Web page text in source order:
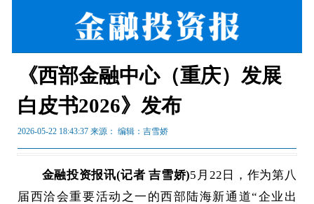
《西部金融中心（重庆）发展
白皮书2026》发布
2026-05-22 18:43:37 来源： 编辑：吉雪娇
金融投资报讯(记者 吉雪娇)5月22日，作为第八
届西洽会重要活动之一的西部陆海新通道“企业出